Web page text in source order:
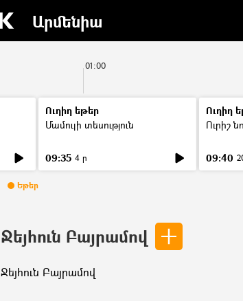
Արմենիա
01:00
Ուղիղ եթեր
Մամուլի տեսություն
09:35 4 ր
Ուղիղ
Ուրիշ
09:40
Եթեր
Ջեյհուն Բայրամով
Ջեյհուն Բայրամով